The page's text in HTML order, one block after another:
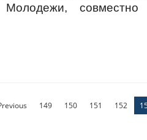
Молодежи,
149 150 151 152